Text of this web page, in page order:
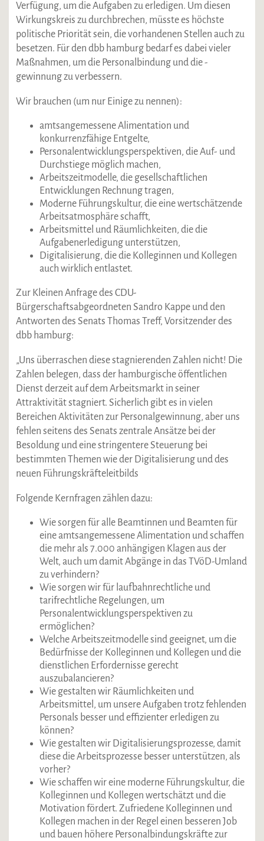
Verfügung, um die Aufgaben zu erledigen. Um diesen
Wirkungskreis zu durchbrechen, müsste es höchste
politische Priorität sein, die vorhandenen Stellen auch zu
besetzen. Für den dbb hamburg bedarf es dabei vieler
Maßnahmen, um die Personalbindung und die -
gewinnung zu verbessern.
Wir brauchen (um nur Einige zu nennen):
amtsangemessene Alimentation und
konkurrenzfähige Entgelte,
Personalentwicklungsperspektiven, die Auf- und
Durchstiege möglich machen,
Arbeitszeitmodelle, die gesellschaftlichen
Entwicklungen Rechnung tragen,
Moderne Führungskultur, die eine wertschätzende
Arbeitsatmosphäre schafft,
Arbeitsmittel und Räumlichkeiten, die die
Aufgabenerledigung unterstützen,
Digitalisierung, die die Kolleginnen und Kollegen
auch wirklich entlastet.
Zur Kleinen Anfrage des CDU-
Bürgerschaftsabgeordneten Sandro Kappe und den
Antworten des Senats Thomas Treff, Vorsitzender des
dbb hamburg:
„Uns überraschen diese stagnierenden Zahlen nicht! Die
Zahlen belegen, dass der hamburgische öffentlichen
Dienst derzeit auf dem Arbeitsmarkt in seiner
Attraktivität stagniert. Sicherlich gibt es in vielen
Bereichen Aktivitäten zur Personalgewinnung, aber uns
fehlen seitens des Senats zentrale Ansätze bei der
Besoldung und eine stringentere Steuerung bei
bestimmten Themen wie der Digitalisierung und des
neuen Führungskräfteleitbilds
Folgende Kernfragen zählen dazu:
Wie sorgen für alle Beamtinnen und Beamten für
eine amtsangemessene Alimentation und schaffen
die mehr als 7.000 anhängigen Klagen aus der
Welt, auch um damit Abgänge in das TVöD-Umland
zu verhindern?
Wie sorgen wir für laufbahnrechtliche und
tarifrechtliche Regelungen, um
Personalentwicklungsperspektiven zu
ermöglichen?
Welche Arbeitszeitmodelle sind geeignet, um die
Bedürfnisse der Kolleginnen und Kollegen und die
dienstlichen Erfordernisse gerecht
auszubalancieren?
Wie gestalten wir Räumlichkeiten und
Arbeitsmittel, um unsere Aufgaben trotz fehlenden
Personals besser und effizienter erledigen zu
können?
Wie gestalten wir Digitalisierungsprozesse, damit
diese die Arbeitsprozesse besser unterstützen, als
vorher?
Wie schaffen wir eine moderne Führungskultur, die
Kolleginnen und Kollegen wertschätzt und die
Motivation fördert. Zufriedene Kolleginnen und
Kollegen machen in der Regel einen besseren Job
und bauen höhere Personalbindungskräfte zur